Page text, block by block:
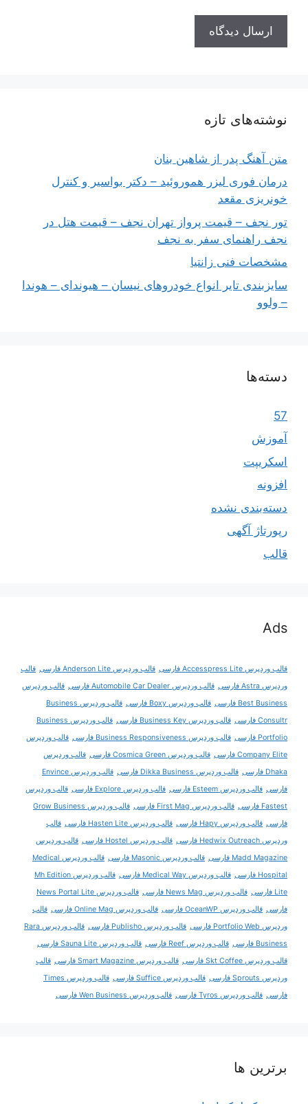
نوشته‌های تازه
متن آهنگ پدر از شاهین بنان
درمان فوری لیزر هموروئید – دکتر بواسیر و کنترل
خونریزی مقعد
تور نجف – قیمت پرواز تهران نجف – قیمت هتل در
نجف راهنمای سفر به نجف
مشخصات فنی زانتیا
سایزبندی تایر انواع خودروهای نیسان – هیوندای – هوندا
– ولوو
دسته‌ها
57
آموزش
اسکریپت
افزونه
دسته‌بندی نشده
رپورتاژ آگهی
قالب
Ads
قالب وردپرس Accesspress Lite فارسی قالب وردپرس Anderson Lite فارسی
قالب
وردپرس Astra فارسی
قالب وردپرس Automobile Car Dealer فارسی
قالب وردپرس
Best Business فارسی
قالب وردپرس Boxy فارسی
قالب وردپرس Business
Consultr فارسی
قالب وردپرس Business Key فارسی
قالب وردپرس Business
Portfolio فارسی
قالب وردپرس Business Responsiveness فارسی
قالب وردپرس
Company Elite فارسی
قالب وردپرس Cosmica Green فارسی
قالب وردپرس
Dhaka فارسی
قالب وردپرس Dikka Business فارسی
قالب وردپرس Envince
فارسی قالب وردپرس Esteem فارسی قالب وردپرس Explore فارسی
قالب وردپرس
Fastest فارسی
قالب وردپرس First Mag فارسی
قالب وردپرس Grow Business
فارسی قالب وردپرس Hapy فارسی قالب وردپرس Hasten Lite فارسی
قالب
وردپرس Hedwix Outreach فارسی
قالب وردپرس Hostel فارسی
قالب وردپرس
Madd Magazine فارسی
قالب وردپرس Masonic فارسی
قالب وردپرس Medical
Hospital فارسی
قالب وردپرس Medical Way فارسی
قالب وردپرس Mh Edition
Lite فارسی
قالب وردپرس News Mag فارسی
قالب وردپرس News Portal Lite
فارسی قالب وردپرس OceanWP فارسی قالب وردپرس Online Mag فارسی
قالب
وردپرس Portfolio Web فارسی
قالب وردپرس Publisho فارسی
قالب وردپرس Rara
Business فارسی
قالب وردپرس Reef فارسی
قالب وردپرس Sauna Lite فارسی
قالب وردپرس Skt Coffee فارسی
قالب وردپرس Smart Magazine فارسی
قالب
وردپرس Sprouts فارسی
قالب وردپرس Suffice فارسی
قالب وردپرس Times
فارسی قالب وردپرس Tyros فارسی قالب وردپرس Wen Business فارسی
برترین ها